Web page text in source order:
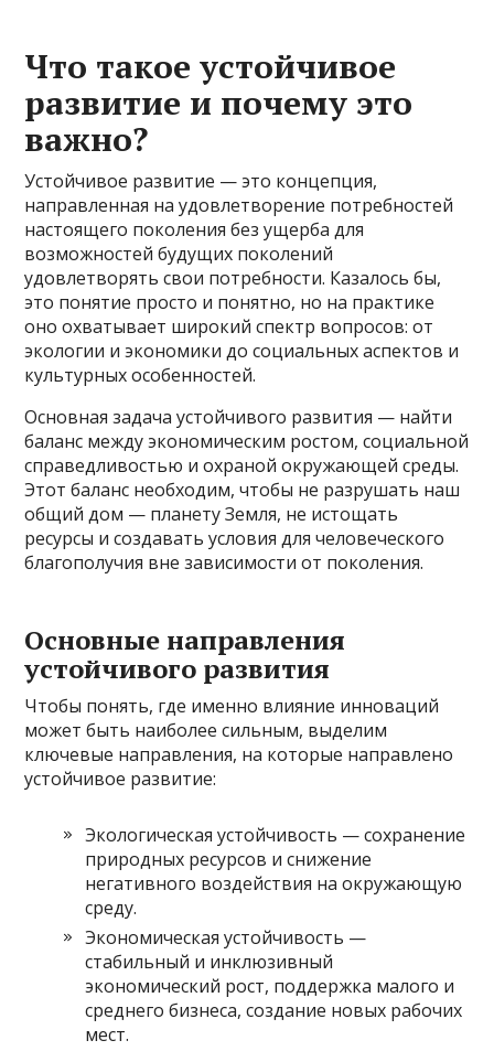
Что такое устойчивое
развитие и почему это
важно?
Устойчивое развитие — это концепция,
направленная на удовлетворение потребностей
настоящего поколения без ущерба для
возможностей будущих поколений
удовлетворять свои потребности. Казалось бы,
это понятие просто и понятно, но на практике
оно охватывает широкий спектр вопросов: от
экологии и экономики до социальных аспектов и
культурных особенностей.
Основная задача устойчивого развития — найти
баланс между экономическим ростом, социальной
справедливостью и охраной окружающей среды.
Этот баланс необходим, чтобы не разрушать наш
общий дом — планету Земля, не истощать
ресурсы и создавать условия для человеческого
благополучия вне зависимости от поколения.
Основные направления
устойчивого развития
Чтобы понять, где именно влияние инноваций
может быть наиболее сильным, выделим
ключевые направления, на которые направлено
устойчивое развитие:
Экологическая устойчивость — сохранение
природных ресурсов и снижение
негативного воздействия на окружающую
среду.
Экономическая устойчивость —
стабильный и инклюзивный
экономический рост, поддержка малого и
среднего бизнеса, создание новых рабочих
мест.